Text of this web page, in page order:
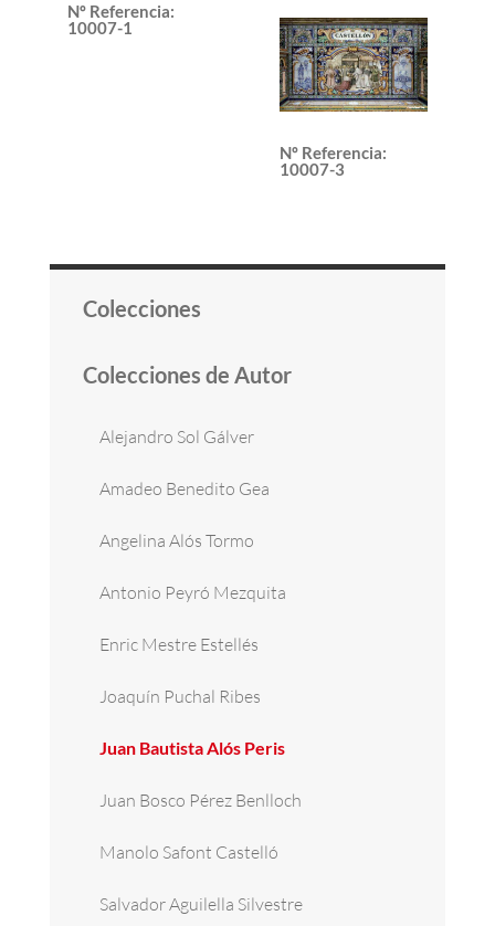
Nº Referencia:
10007-1
Nº Referencia:
10007-3
Colecciones
Colecciones de Autor
Alejandro Sol Gálver
Amadeo Benedito Gea
Angelina Alós Tormo
Antonio Peyró Mezquita
Enric Mestre Estellés
Joaquín Puchal Ribes
Juan Bautista Alós Peris
Juan Bosco Pérez Benlloch
Manolo Safont Castelló
Salvador Aguilella Silvestre